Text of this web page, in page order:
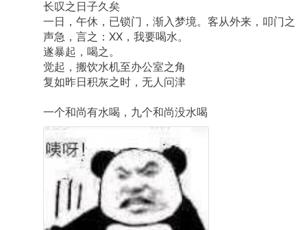
长叹之日子久矣
一日，午休，已锁门，渐入梦境。客从外来，叩门之
声急，言之：XX，我要喝水。
遂暴起，喝之。
觉起，搬饮水机至办公室之角
复如昨日积灰之时，无人问津
一个和尚有水喝，九个和尚没水喝